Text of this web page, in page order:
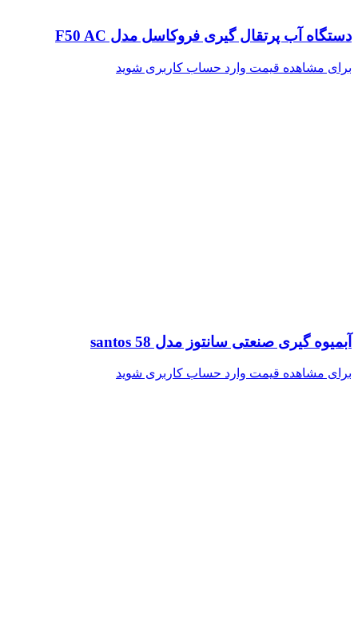
دستگاه آب پرتقال گیری فروکاسل مدل F50 AC
برای مشاهده قیمت وارد حساب کاربری شوید
آبمیوه گیری صنعتی سانتوز مدل santos 58
برای مشاهده قیمت وارد حساب کاربری شوید